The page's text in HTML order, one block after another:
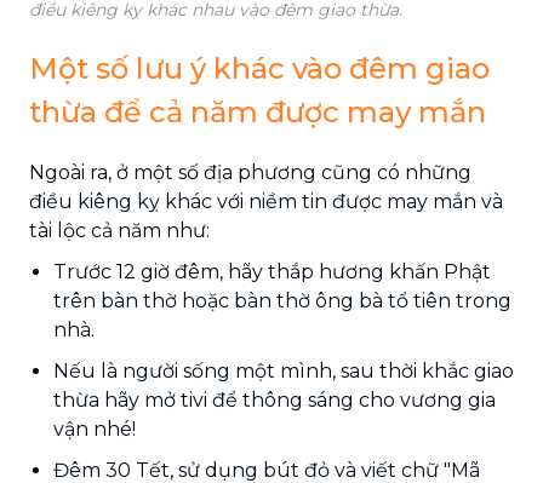
điều kiêng kỵ khác nhau vào đêm giao thừa.
Một số lưu ý khác vào đêm giao
thừa để cả năm được may mắn
Ngoài ra, ở một số địa phương cũng có những
điều kiêng kỵ khác với niềm tin được may mắn và
tài lộc cả năm như:
Trước 12 giờ đêm, hãy thắp hương khấn Phật
trên bàn thờ hoặc bàn thờ ông bà tổ tiên trong
nhà.
Nếu là người sống một mình, sau thời khắc giao
thừa hãy mở tivi để thông sáng cho vương gia
vận nhé!
Đêm 30 Tết, sử dụng bút đỏ và viết chữ "Mã